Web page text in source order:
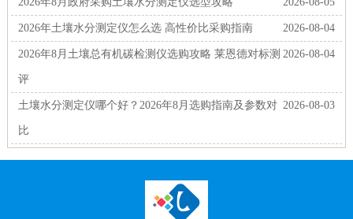
2026-08-04
2026年土壤水分测定仪怎么选 高性价比采购指南
2026-08-04
2026年8月土壤总有机碳检测仪选购攻略 莱恩德对标测
评
2026-08-03
土壤水分测定仪哪个好？2026年8月选购指南及参数对
比